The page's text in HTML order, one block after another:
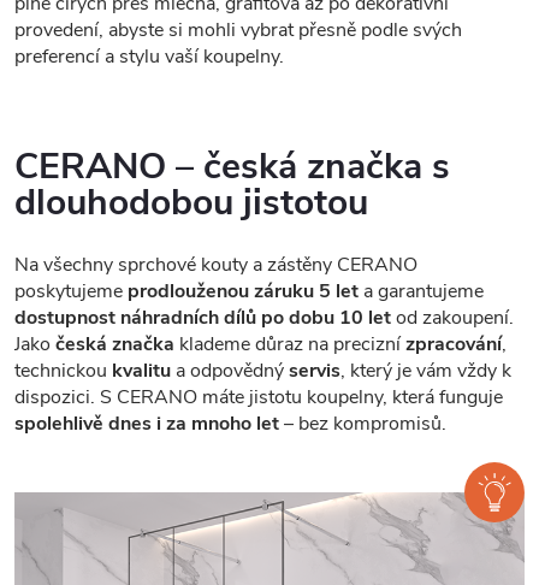
provedení, abyste si mohli vybrat přesně podle svých
preferencí a stylu vaší koupelny.
CERANO – česká značka s
dlouhodobou jistotou
Na všechny sprchové kouty a zástěny CERANO
poskytujeme prodlouženou záruku 5 let a garantujeme
dostupnost náhradních dílů po dobu 10 letod zakoupení.
Jako česká značka klademe důraz na preciznízpracování,
technickou kvalitu a odpovědnýservis, který je vám vždy k
dispozici. S CERANO máte jistotu koupelny, která funguje
spolehlivě dnes i za mnoho let– bez kompromisů.